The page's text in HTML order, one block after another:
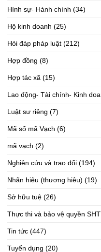
Hình sự- Hành chính (34)
Hộ kinh doanh (25)
Hỏi đáp pháp luật (212)
Hợp đồng (8)
Hợp tác xã (15)
Lao động- Tài chính- Kinh
Luật sư riêng (7)
Mã số mã Vạch (6)
mã vạch (2)
Nghiên cứu và trao đổi (194)
Nhãn hiệu (thương hiệu) (19)
Sở hữu tuệ (26)
Thực thi và bảo vệ quyền
Tin tức (447)
Tuyển dụng (20)